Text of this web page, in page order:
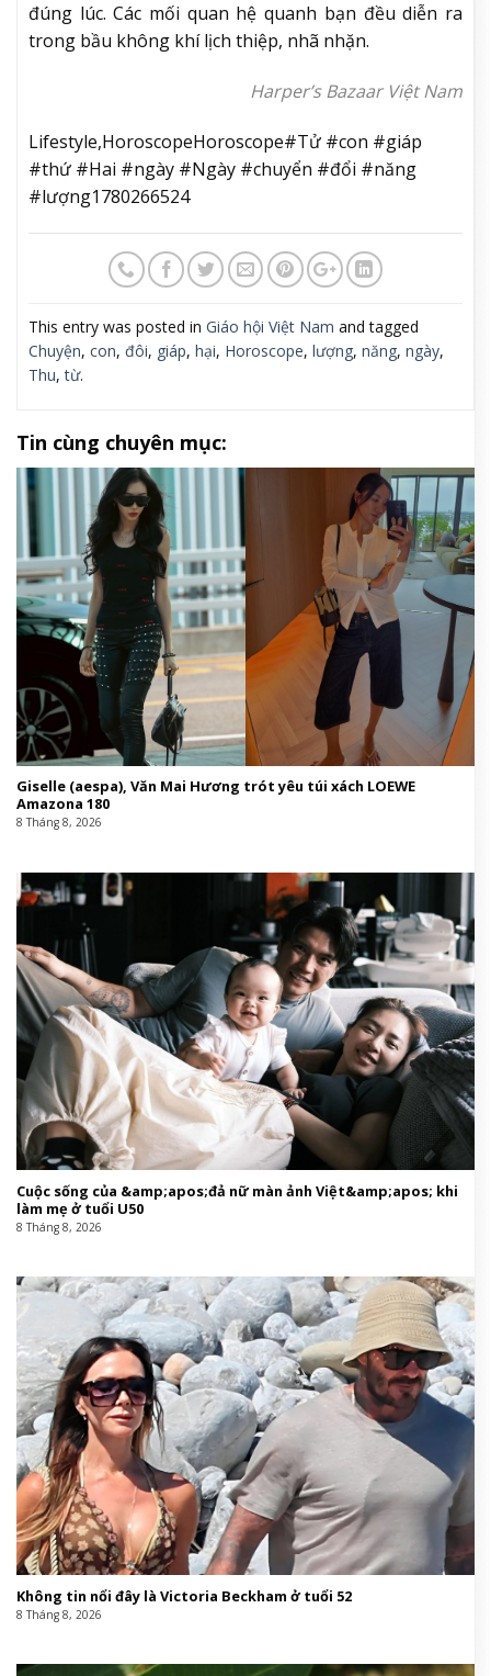
đúng lúc. Các mối quan hệ quanh bạn đều diễn ra
trong bầu không khí lịch thiệp, nhã nhặn.
Harper’s Bazaar Việt Nam
Lifestyle,HoroscopeHoroscope#Tử #con #giáp
#thứ #Hai #ngày #Ngày #chuyển #đổi #năng
#lượng1780266524
This entry was posted in Giáo hội Việt Nam and tagged
Chuyện, con, đôi, giáp, hại, Horoscope, lượng, năng, ngày,
Thu,từ.
Tin cùng chuyên mục:
Giselle (aespa), Văn Mai Hương trót yêu túi xách LOEWE
Amazona 180
8 Tháng 8, 2026
Cuộc sống của &amp;apos;đả nữ màn ảnh Việt&amp;apos; khi
làm mẹ ở tuổi U50
8 Tháng 8, 2026
Không tin nổi đây là Victoria Beckham ở tuổi 52
8 Tháng 8, 2026